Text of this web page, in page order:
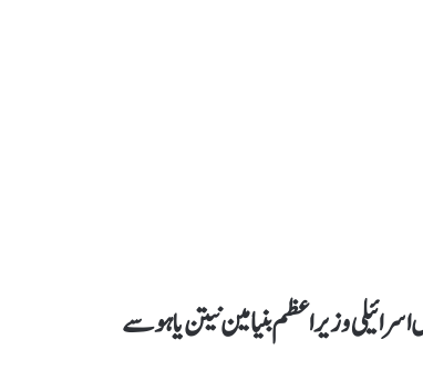
وزیراعظم بنیامین نیتن یاہو سے